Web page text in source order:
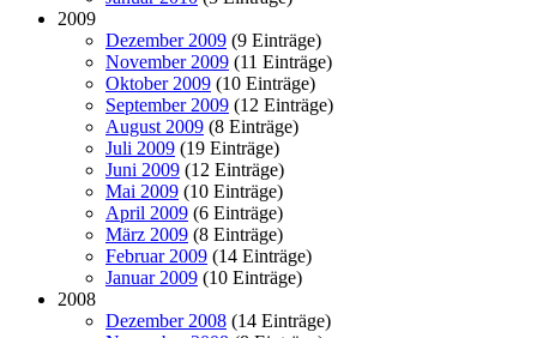
2009
Dezember 2009 (9 Einträge)
November 2009 (11 Einträge)
Oktober 2009 (10 Einträge)
September 2009 (12 Einträge)
August 2009 (8 Einträge)
Juli 2009 (19 Einträge)
Juni 2009 (12 Einträge)
Mai 2009 (10 Einträge)
April 2009 (6 Einträge)
März 2009 (8 Einträge)
Februar 2009 (14 Einträge)
Januar 2009 (10 Einträge)
2008
Dezember 2008 (14 Einträge)